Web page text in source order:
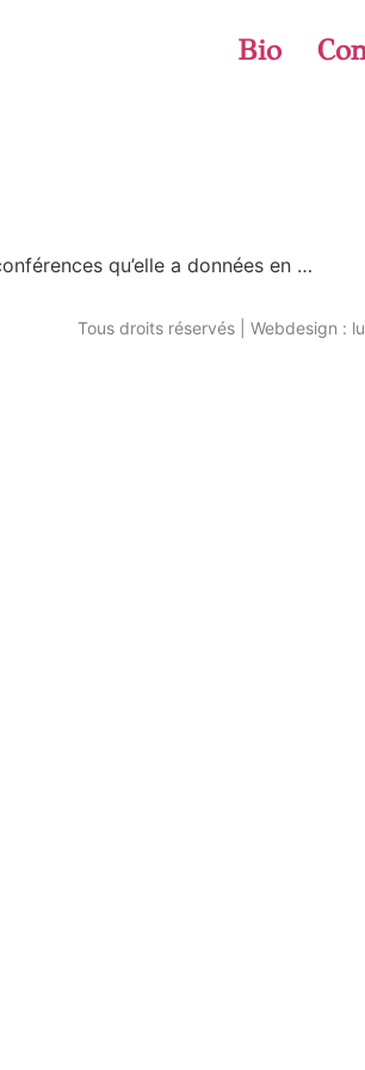
Bio
qu’elle a données en …
Tous droits réservés | Webdesign :